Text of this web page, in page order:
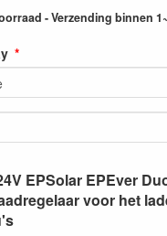
- Verzending binnen
EPSolar EPEver
voor het